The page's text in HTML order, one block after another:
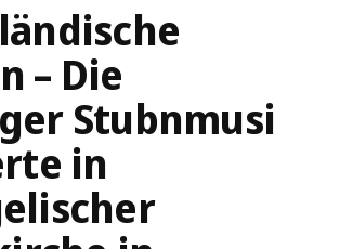
– Die
Stubnmusi
in